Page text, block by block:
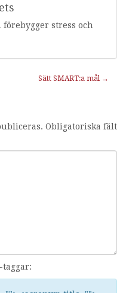
stress och
Sätt SMART:a mål →
Obligatoriska fält